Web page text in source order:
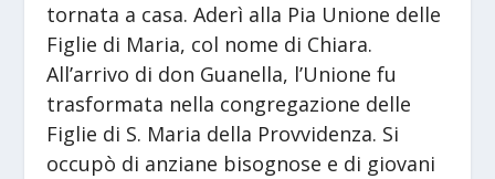
tornata a casa. Aderì alla Pia Unione delle
Figlie di Maria, col nome di Chiara.
All’arrivo di don Guanella, l’Unione fu
trasformata nella congregazione delle
Figlie di S. Maria della Provvidenza. Si
occupò di anziane bisognose e di giovani